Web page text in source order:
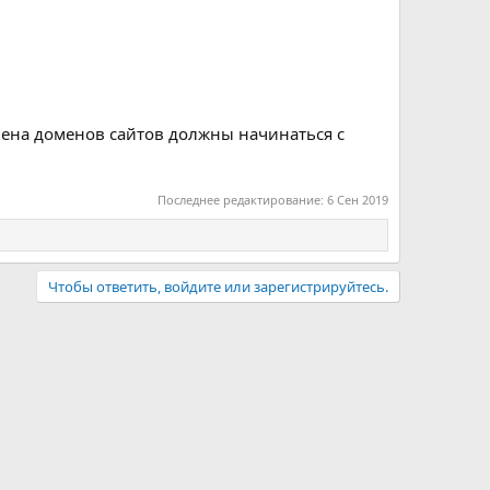
доменов сайтов должны начинаться с
Последнее редактирование: 6 Сен 2019
Чтобы ответить, войдите или зарегистрируйтесь.